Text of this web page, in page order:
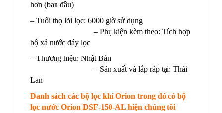
hơn (ban đầu)
– Tuổi thọ lõi lọc: 6000 giờ sử dụng
– Phụ kiện kèm theo: Tích hợp
bộ xả nước đáy lọc
– Thương hiệu: Nhật Bản
– Sản xuất và lắp ráp tại: Thái
Lan
Danh sách các bộ lọc khí Orion trong đó có bộ
lọc nước Orion DSF-150-AL hiện chúng tôi